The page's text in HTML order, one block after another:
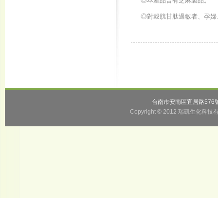
◎對穀胱甘肽過敏者、孕婦
台南市安南區宜居路
Copyright © 2012 瑞凱生化科技